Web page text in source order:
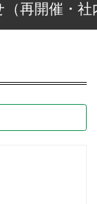
再開催・社